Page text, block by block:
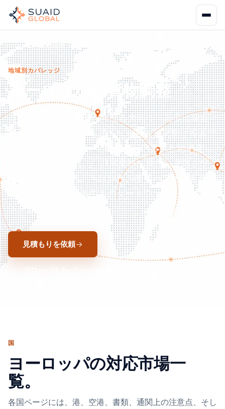
ホーム 対応地域
地域別カバレッジ
ヨーロッパの貨物調整
ヨーロッパは50カ国からなる大陸で、高度に統合
された貿易インフラを持ちながらも、規制は各国で
異なります。EU単一市場はEU域内貿易を効率化し
ましたが、BrexitによりUK業務に新たな複雑さが
加わりました。私たちは欧州の主要ハブから運営
し、北欧の港から地中海のゲートウェイまで大陸全
体を管理しています。
見積もりを依頼
国
ヨーロッパの対応市場一
覧。
各国ページには、港、空港、書類、通関上の注意点、そし